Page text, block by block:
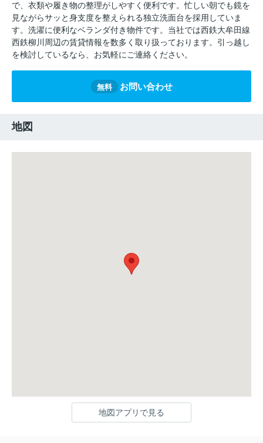
で、衣類や履き物の整理がしやすく便利です。忙しい朝でも鏡を
見ながらサッと身支度を整えられる独立洗面台を採用していま
す。洗濯に便利なベランダ付き物件です。当社では西鉄大牟田線
西鉄柳川周辺の賃貸情報を数多く取り扱っております。引っ越し
を検討しているなら、お気軽にご連絡ください。
無料 お問い合わせ
地図
地図アプリで見る